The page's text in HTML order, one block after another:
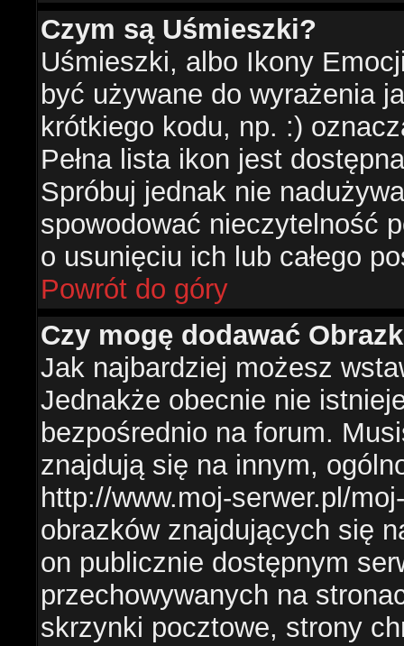
Czym są Uśmieszki?
Uśmieszki, albo Ikony
być używane do wyrażenia
krótkiego kodu, np. :)
Pełna lista ikon jest
Spróbuj jednak nie
spowodować nieczytelność
o usunięciu ich lub całego
Powrót do góry
Czy mogę dodawać
Jak najbardziej możesz
Jednakże obecnie nie
bezpośrednio na forum.
znajdują się na innym,
http://www.moj-serwer.pl/
obrazków znajdujących się
on publicznie dostępnym
przechowywanych na
skrzynki pocztowe, strony